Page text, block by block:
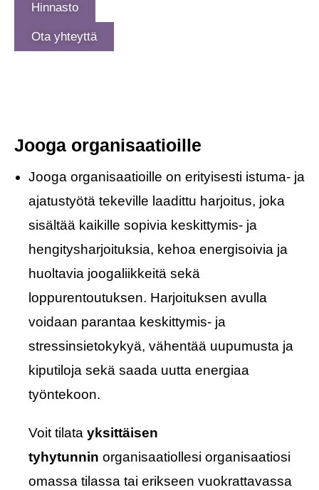
Hinnasto
Ota yhteyttä
Jooga organisaatioille
Jooga organisaatioille on erityisesti istuma- ja
ajatustyötä tekeville laadittu harjoitus, joka
sisältää kaikille sopivia keskittymis- ja
hengitysharjoituksia, kehoa energisoivia ja
huoltavia joogaliikkeitä sekä
loppurentoutuksen. Harjoituksen avulla
voidaan parantaa keskittymis- ja
stressinsietokykyä, vähentää uupumusta ja
kiputiloja sekä saada uutta energiaa
työntekoon.
Voit tilata yksittäisen
tyhytunnin organisaatiollesi organisaatiosi
omassa tilassa tai erikseen vuokrattavassa